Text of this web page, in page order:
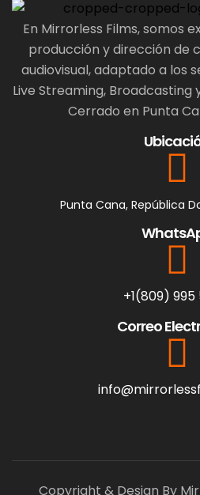
En Mirrorless Films, somos
producción y dirección de
audiovisual, adaptado a los
Live Streaming, Broadcasting
Cerrado en Punta
Punta Cana, República
+1(809)
Correo
Copyright & Design By